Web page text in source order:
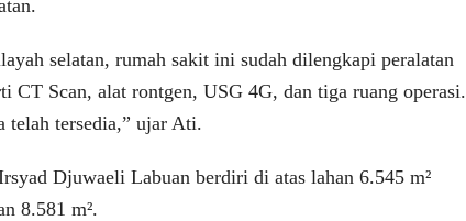
selatan, rumah sakit ini sudah dilengkapi peralatan
CT Scan, alat rontgen, USG 4G, dan tiga ruang operasi.
telah tersedia,” ujar Ati.
Djuwaeli Labuan berdiri di atas lahan 6.545 m²
8.581 m².